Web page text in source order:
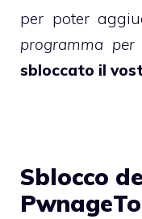
per poter
programma per
sbloccato il
Sblocco